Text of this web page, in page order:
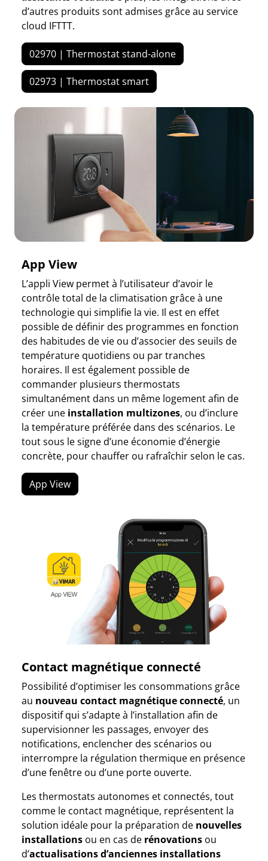
d’autres produits sont admises grâce au service
cloud IFTTT.
02970 | Thermostat stand-alone
02973 | Thermostat smart
App View
L’appli View permet à l’utilisateur d’avoir le
contrôle total de la climatisation grâce à une
technologie qui simplifie la vie. Il est en effet
possible de définir des programmes en fonction
des habitudes de vie ou d’associer des seuils de
température quotidiens ou par tranches
horaires. Il est également possible de
commander plusieurs thermostats
simultanément dans un même logement afin de
créer une installation multizones, ou d’inclure
la température préférée dans des scénarios. Le
tout sous le signe d’une économie d’énergie
concrète, pour chauffer ou rafraîchir selon le cas.
App View
Contact magnétique connecté
Possibilité d’optimiser les consommations grâce
au nouveau contact magnétique connecté, un
dispositif qui s’adapte à l’installation afin de
supervisionner les passages, envoyer des
notifications, enclencher des scénarios ou
interrompre la régulation thermique en présence
d’une fenêtre ou d’une porte ouverte.
Les thermostats autonomes et connectés, tout
comme le contact magnétique, représentent la
solution idéale pour la préparation de nouvelles
installations ou en cas de rénovations ou
d’actualisations d’anciennes installations